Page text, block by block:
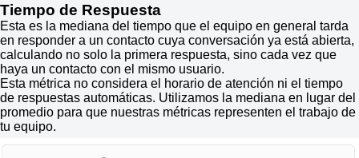
Tiempo de Respuesta
Esta es la mediana del tiempo que el equipo en general tarda
en responder a un contacto cuya conversación ya está abierta,
calculando no solo la primera respuesta, sino cada vez que
haya un contacto con el mismo usuario.
Esta métrica no considera el horario de atención ni el tiempo
de respuestas automáticas. Utilizamos la mediana en lugar del
promedio para que nuestras métricas representen el trabajo de
tu equipo.